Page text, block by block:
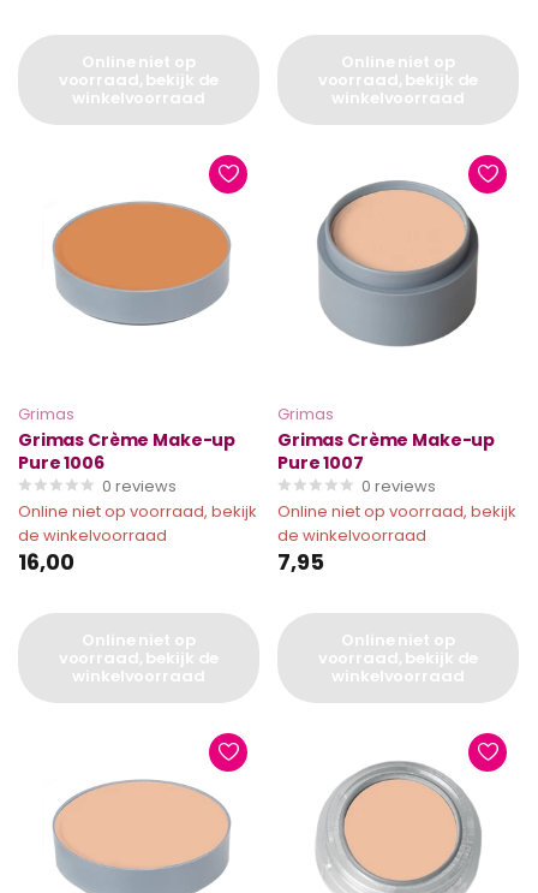
Online niet op
voorraad, bekijk de
winkelvoorraad
Online niet op
voorraad, bekijk de
winkelvoorraad
Grimas
Grimas Crème Make-up
Pure 1006
0 reviews
Online niet op voorraad, bekijk
de winkelvoorraad
16,00
Online niet op
voorraad, bekijk de
winkelvoorraad
Grimas
Grimas Crème Make-up
Pure 1007
0 reviews
Online niet op voorraad, bekijk
de winkelvoorraad
7,95
Online niet op
voorraad, bekijk de
winkelvoorraad